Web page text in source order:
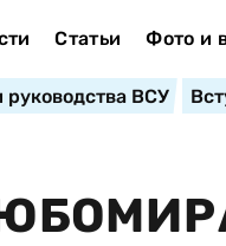
Статьи Фото и
руководства ВСУ